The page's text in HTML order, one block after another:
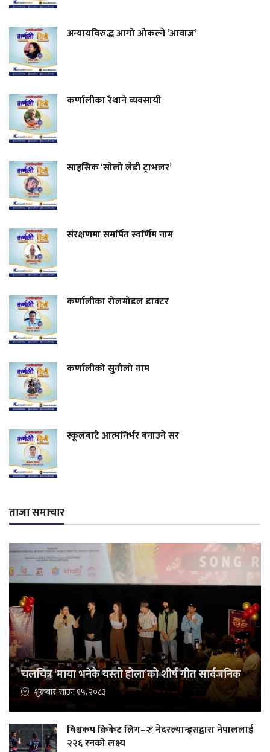
अन्यायविरुद्ध आगो ओकल्ने ‘आवाज’
कर्णालीका रैथाने व्यवसायी
साहसिक ‘सोलो लेडी ट्राभलर’
संरक्षणमा समर्पित स्वर्णिम नाम
कर्णालीका रोलमोडल डाक्टर
कर्णालीको सुनौलो नाम
स्कूलबाटै आत्मनिर्भर बनाउने सर
ताजा समाचार
चलचित्र ‘माया भनेकै यस्तो होला’को शीर्ष गीत सार्वजनिक
शुक्रबार, साउन १५, २०८३
विश्वकप क्रिकेट लिग–२ः नेदरल्यान्ड्सद्वारा नेपाललाई
२२६ रनको लक्ष्य